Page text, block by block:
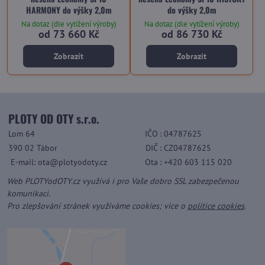
HARMONY do výšky 2,0m
Na dotaz (dle vytížení výroby)
od 73 660 Kč
Zobrazit
do výšky 2,0m
Na dotaz (dle vytížení výroby)
od 86 730 Kč
Zobrazit
PLOTY OD OTY s.r.o.
Lom 64 IČO : 04787625
390 02 Tábor
DIČ : CZ04787625
E-mail: ota@plotyodoty.cz
Ota : +420 603 115 020
Web PLOTYodOTY.cz využívá i pro Vaše dobro SSL zabezpečenou
komunikaci.
Pro zlepšování stránek využíváme cookies; více o politice cookies.